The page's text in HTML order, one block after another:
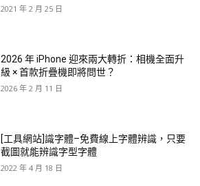
2021 年 2 月 25 日
2026 年 iPhone 迎來兩大轉折：相機全面升
級 × 首款折疊機即將問世？
2026 年 2 月 11 日
[工具網站]識字體–免費線上字體辨識，只要
截圖就能辨識字型字體
2022 年 4 月 18 日